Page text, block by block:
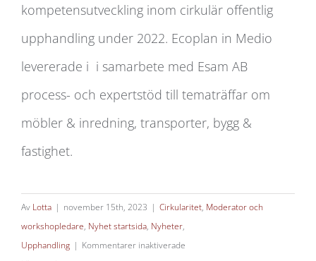
Cirkulär upphandling i Västerbotten
kompetensutveckling inom cirkulär offentlig
upphandling under 2022. Ecoplan in Medio
levererade i i samarbete med Esam AB
process- och expertstöd till tematräffar om
möbler & inredning, transporter, bygg &
fastighet.
Av Lotta | november 15th, 2023 | Cirkularitet, Moderator och
workshopledare, Nyhet startsida, Nyheter,
Upphandling | Kommentarer inaktiverade